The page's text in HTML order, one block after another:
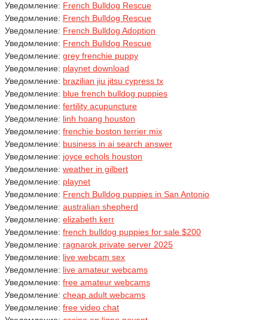
Уведомление: French Bulldog Rescue
Уведомление: French Bulldog Rescue
Уведомление: French Bulldog Adoption
Уведомление: French Bulldog Rescue
Уведомление: grey frenchie puppy
Уведомление: playnet download
Уведомление: brazilian jiu jitsu cypress tx
Уведомление: blue french bulldog puppies
Уведомление: fertility acupuncture
Уведомление: linh hoang houston
Уведомление: frenchie boston terrier mix
Уведомление: business in ai search answer
Уведомление: joyce echols houston
Уведомление: weather in gilbert
Уведомление: playnet
Уведомление: French Bulldog puppies in San Antonio
Уведомление: australian shepherd
Уведомление: elizabeth kerr
Уведомление: french bulldog puppies for sale $200
Уведомление: ragnarok private server 2025
Уведомление: live webcam sex
Уведомление: live amateur webcams
Уведомление: free amateur webcams
Уведомление: cheap adult webcams
Уведомление: free video chat